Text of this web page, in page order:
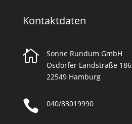
Kontaktdaten

Sonne Rundum GmbH
Osdorfer Landstraße 186
22549 Hamburg
 040/83019990